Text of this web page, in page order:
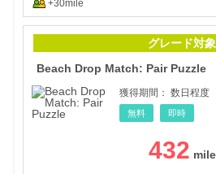
+30mile
グレード対象
Beach Drop Match: Pair Puzzle
獲得期間： 数日程度
無料 即時
432